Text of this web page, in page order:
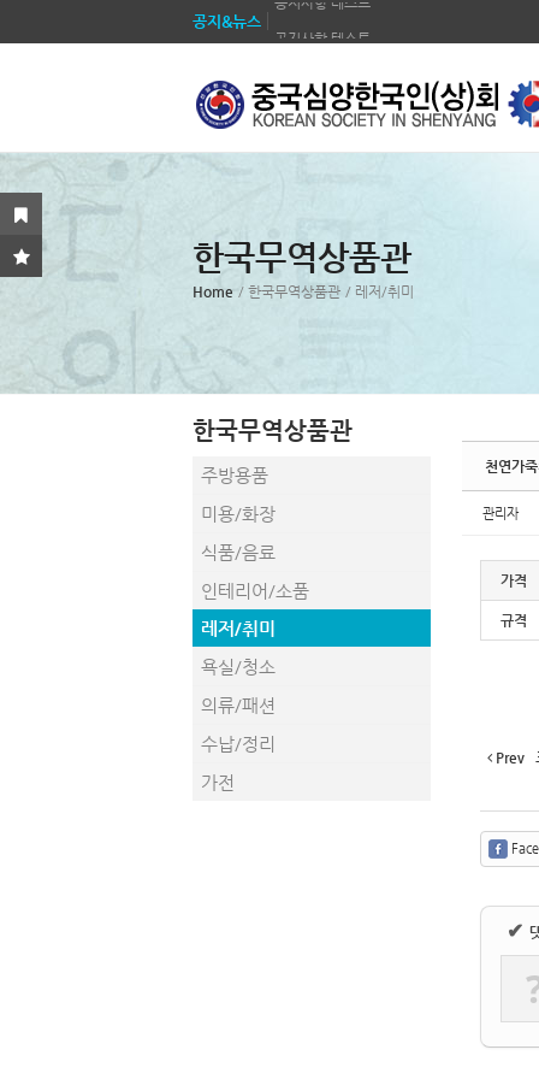
공지&뉴스
공지사항 테스트
공지사항 테스트
공지사항 테스트
한국무역상품관
Home / 한국무역상품관 / 레저/취미
한국무역상품관
주방용품
미용/화장
식품/음료
인테리어/소품
레저/취미
욕실/청소
의류/패션
수납/정리
가전
천연가
관리자
가격
규격
Prev
✔
Sketchbook5, 스케치북5
Sketchbook5, 스케치북5
Sketchbook5, 스케치북5
Sketchbook5, 스케치북5